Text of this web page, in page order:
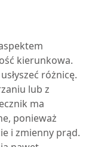
kierunkowa.
różnicę.
lub z
ma
ponieważ
i zmienny prąd.